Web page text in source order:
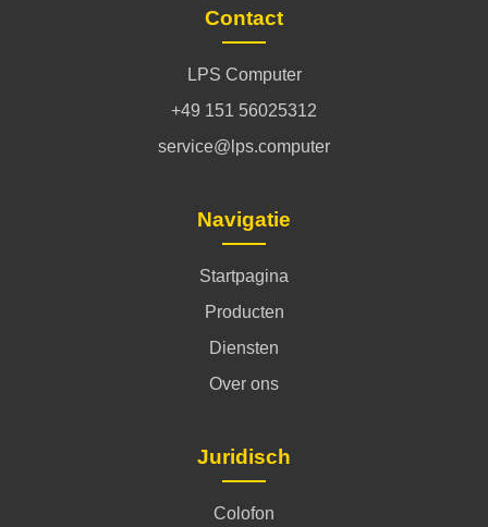
Contact
LPS Computer
+49 151 56025312
service@lps.computer
Navigatie
Startpagina
Producten
Diensten
Over ons
Juridisch
Colofon